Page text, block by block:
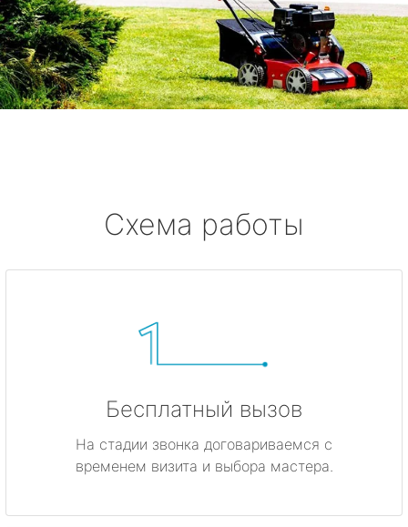
Схема работы
Бесплатный вызов
На стадии звонка договариваемся с
временем визита и выбора мастера.